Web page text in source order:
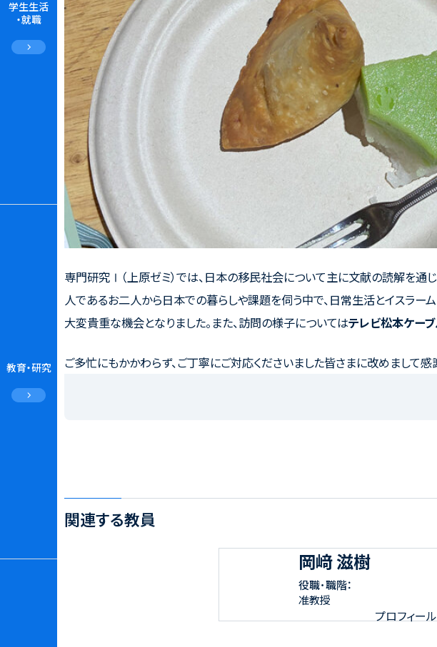
学生生活
・就職
教育・研究
専門研究Ⅰ（上原ゼミ）では、日本の移民社会について主に文献の読解を通
人であるお二人から日本での暮らしや課題を伺う中で、日常生活とイスラー
大変貴重な機会となりました。また、訪問の様子についてはテレビ松本ケー
ご多忙にもかかわらず、ご丁寧にご対応くださいました皆さまに改めまして感
関連する教員
岡﨑 滋樹
役職･職階：
准教授
プロフィール